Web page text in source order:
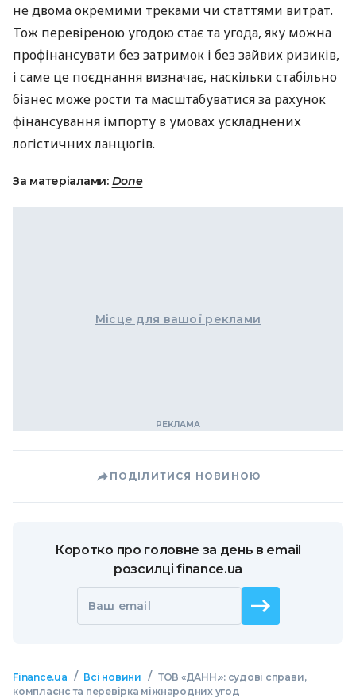
не двома окремими треками чи статтями витрат.
Тож перевіреною угодою стає та угода, яку можна
профінансувати без затримок і без зайвих ризиків,
і саме це поєднання визначає, наскільки стабільно
бізнес може рости та масштабуватися за рахунок
фінансування імпорту в умовах ускладнених
логістичних ланцюгів.
За матеріалами: Done
Місце для вашої реклами
ПОДІЛИТИСЯ НОВИНОЮ
Коротко про головне за день в email
розсилці finance.ua
Ваш email
Finance.ua / Всі новини / ТОВ «ДАНН.»: судові справи,
комплаєнс та перевірка міжнародних угод